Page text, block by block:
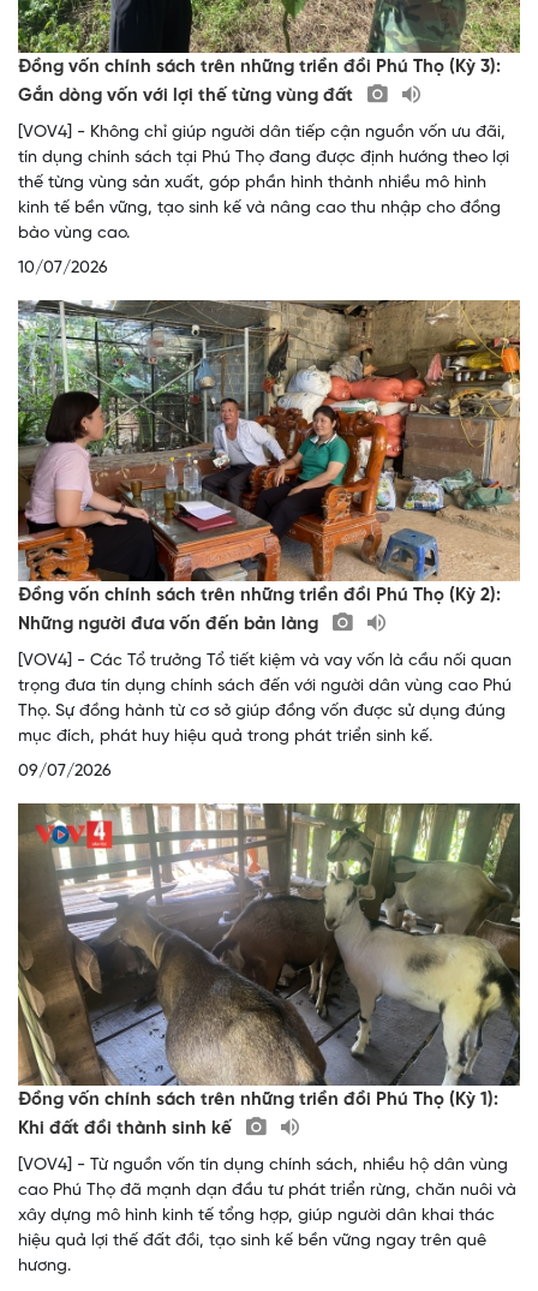
Đồng vốn chính sách trên những triền đồi Phú Thọ (Kỳ 3):
Gắn dòng vốn với lợi thế từng vùng đất
[VOV4] - Không chỉ giúp người dân tiếp cận nguồn vốn ưu đãi,
tín dụng chính sách tại Phú Thọ đang được định hướng theo lợi
thế từng vùng sản xuất, góp phần hình thành nhiều mô hình
kinh tế bền vững, tạo sinh kế và nâng cao thu nhập cho đồng
bào vùng cao.
10/07/2026
Đồng vốn chính sách trên những triền đồi Phú Thọ (Kỳ 2):
Những người đưa vốn đến bản làng
[VOV4] - Các Tổ trưởng Tổ tiết kiệm và vay vốn là cầu nối quan
trọng đưa tín dụng chính sách đến với người dân vùng cao Phú
Thọ. Sự đồng hành từ cơ sở giúp đồng vốn được sử dụng đúng
mục đích, phát huy hiệu quả trong phát triển sinh kế.
09/07/2026
Đồng vốn chính sách trên những triền đồi Phú Thọ (Kỳ 1):
Khi đất đồi thành sinh kế
[VOV4] - Từ nguồn vốn tín dụng chính sách, nhiều hộ dân vùng
cao Phú Thọ đã mạnh dạn đầu tư phát triển rừng, chăn nuôi và
xây dựng mô hình kinh tế tổng hợp, giúp người dân khai thác
hiệu quả lợi thế đất đồi, tạo sinh kế bền vững ngay trên quê
hương.